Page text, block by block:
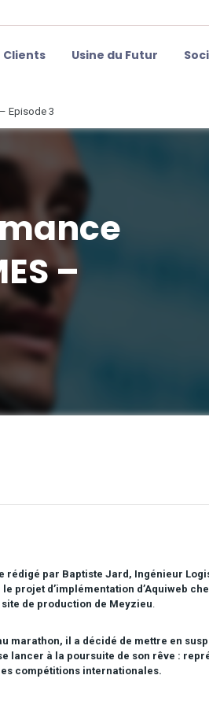
Clients Usine du Futur
Episode 3
–
rédigé par Baptiste Jard, Ingénieur
projet d’implémentation d’Aquiweb
de production de Meyzieu
marathon, il a décidé de mettre en
lancer à la poursuite de son rêve :
compétitions internationales.